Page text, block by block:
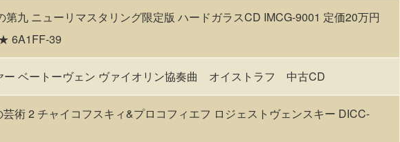
第九 ニューリマスタリング限定版 ハードガラスCD IMCG-9001 定価20万円
6A1FF-39
ー ベートーヴェン ヴァイオリン協奏曲 オイストラフ 中古CD
術 2 チャイコフスキィ&プロコフィエフ ロジェストヴェンスキー DICC-